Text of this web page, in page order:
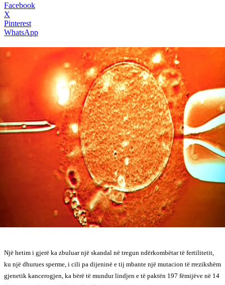
Facebook
X
Pinterest
WhatsApp
Një hetim i gjerë ka zbuluar një skandal në tregun ndërkombëtar të fertilitetit,
ku një dhurues sperme, i cili pa dijeninë e tij mbante një mutacion të rrezikshëm
gjenetik kancerogjen, ka bërë të mundur lindjen e të paktën 197 fëmijëve në 14